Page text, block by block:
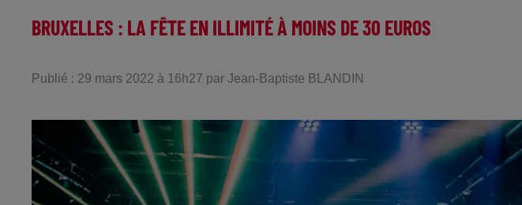
BRUXELLES : LA FÊTE EN ILLIMITÉ À MOINS DE 30 EUROS
Publié : 29 mars 2022 à 16h27 par Jean-Baptiste BLANDIN